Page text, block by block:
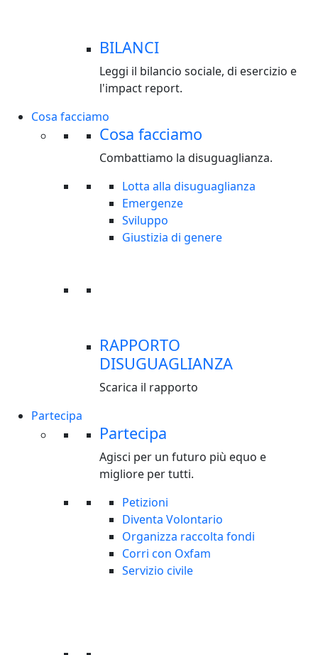
BILANCI
Leggi il bilancio sociale, di esercizio e
l'impact report.
Cosa facciamo
Cosa facciamo
Combattiamo la disuguaglianza.
Lotta alla disuguaglianza
Emergenze
Sviluppo
Giustizia di genere
RAPPORTO
DISUGUAGLIANZA
Scarica il rapporto
Partecipa
Partecipa
Agisci per un futuro più equo e
migliore per tutti.
Petizioni
Diventa Volontario
Organizza raccolta fondi
Corri con Oxfam
Servizio civile